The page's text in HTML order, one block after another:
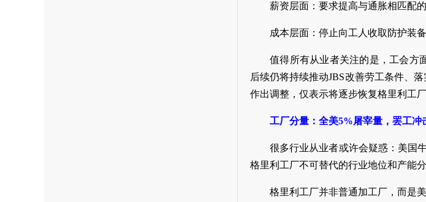
薪资层面：要求提高与通胀相匹配
成本层面：停止向工人收取防护装
值得所有从业者关注的是，工会方
后续仍将持续推动JBS改善劳工条件、
作出调整，仅表示将逐步恢复格里利工
工厂分量：全美5%屠宰量，罢工冲
很多行业从业者或许会疑惑：美国
格里利工厂不可替代的行业地位和产能分
格里利工厂并非普通加工厂，而是